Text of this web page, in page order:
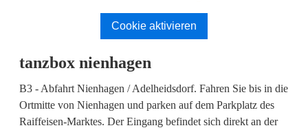
Cookie aktivieren
tanzbox nienhagen
B3 - Abfahrt Nienhagen / Adelheidsdorf. Fahren Sie bis in die
Ortmitte von Nienhagen und parken auf dem Parkplatz des
Raiffeisen-Marktes. Der Eingang befindet sich direkt an der